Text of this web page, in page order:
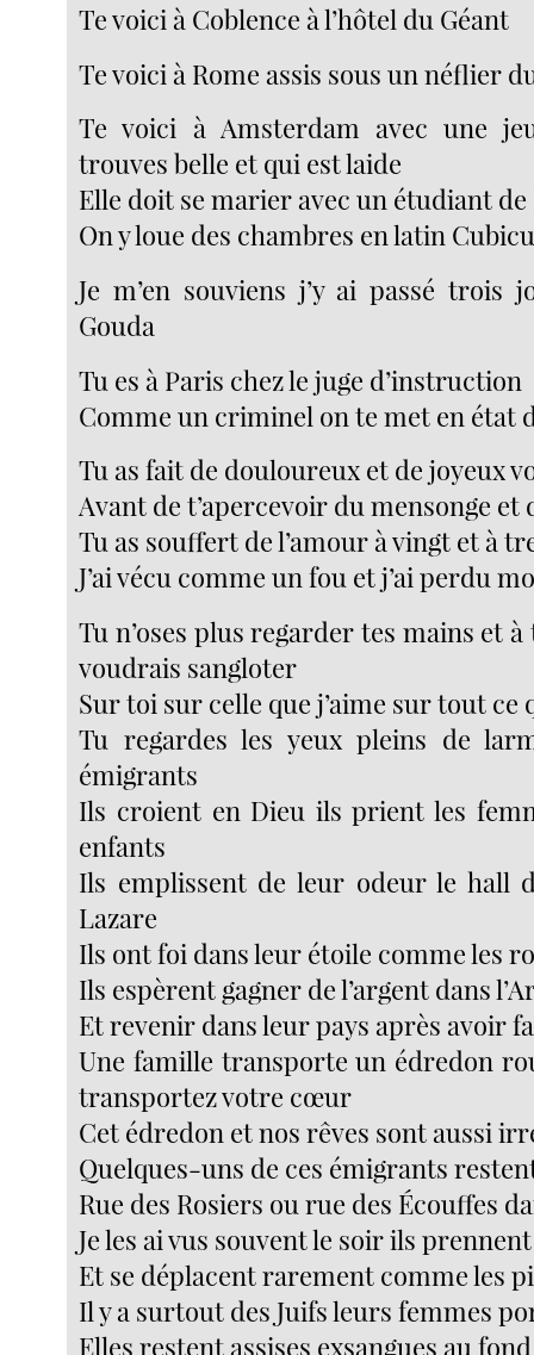
Te voici à Coblence à l’hôtel du Géant
Te voici à Rome assis sous un néflier
Te voici à Amsterdam avec une
trouves belle et qui est laide
Elle doit se marier avec un étudiant de
On y loue des chambres en latin
Je m’en souviens j’y ai passé trois
Gouda
Tu es à Paris chez le juge d’instruction
Comme un criminel on te met en état
Tu as fait de douloureux et de joyeux
Avant de t’apercevoir du mensonge et
Tu as souffert de l’amour à vingt et à
J’ai vécu comme un fou et j’ai perdu
Tu n’oses plus regarder tes mains et
voudrais sangloter
Sur toi sur celle que j’aime sur tout ce
Tu regardes les yeux pleins de
émigrants
Ils croient en Dieu ils prient les
enfants
Ils emplissent de leur odeur le hall
Lazare
Ils ont foi dans leur étoile comme les
Ils espèrent gagner de l’argent dans
Et revenir dans leur pays après avoir
Une famille transporte un édredon
transportez votre cœur
Cet édredon et nos rêves sont aussi
Quelques-uns de ces émigrants
Rue des Rosiers ou rue des Écouffes
Je les ai vus souvent le soir ils
Et se déplacent rarement comme les
Il y a surtout des Juifs leurs femmes
Elles restent assises exsangues au